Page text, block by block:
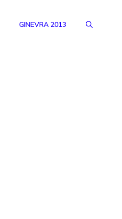
GINEVRA 2013